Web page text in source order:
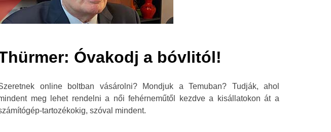
Óvakodj a bóvlitól!
online boltban vásárolni? Mondjuk a Temuban? Tudják, ahol
meg lehet rendelni a női fehérneműtől kezdve a kisállatokon át a
tartozékokig, szóval mindent.